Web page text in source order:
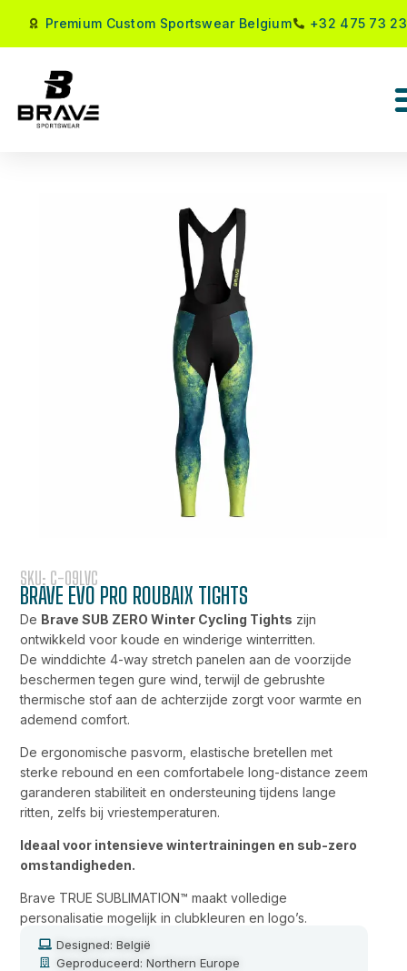
Premium Custom Sportswear Belgium +32 475 73
SKU: C-09LVC
BRAVE EVO PRO ROUBAIX TIGHTS
De Brave SUB ZERO Winter Cycling Tights zijn
ontwikkeld voor koude en winderige winterritten.
De winddichte 4-way stretch panelen aan de voorzijde
beschermen tegen gure wind, terwijl de gebrushte
thermische stof aan de achterzijde zorgt voor warmte en
ademend comfort.
De ergonomische pasvorm, elastische bretellen met
sterke rebound en een comfortabele long-distance zeem
garanderen stabiliteit en ondersteuning tijdens lange
ritten, zelfs bij vriestemperaturen.
Ideaal voor intensieve wintertrainingen en sub-zero
omstandigheden.
Brave TRUE SUBLIMATION™ maakt volledige
personalisatie mogelijk in clubkleuren en logo’s.
Designed: België
Geproduceerd: Northern Europe